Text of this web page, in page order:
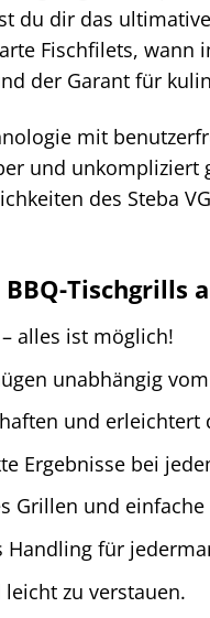
du dir das
Fischfilets,
der Garant für
mit
und
des Steba
Tischgrills
alles ist möglich!
unabhängig
und erleichtert
Ergebnisse bei
Grillen und einfache
Handling für
zu verstauen.